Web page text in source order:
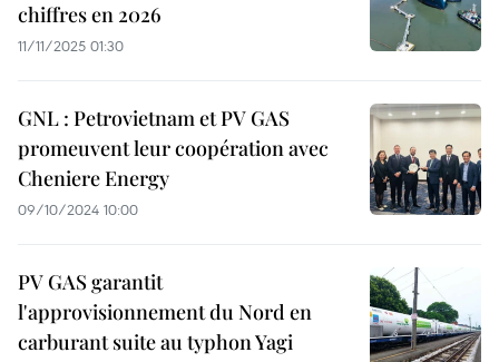
chiffres en 2026
11/11/2025 01:30
GNL : Petrovietnam et PV GAS
promeuvent leur coopération avec
Cheniere Energy
09/10/2024 10:00
PV GAS garantit
l'approvisionnement du Nord en
carburant suite au typhon Yagi